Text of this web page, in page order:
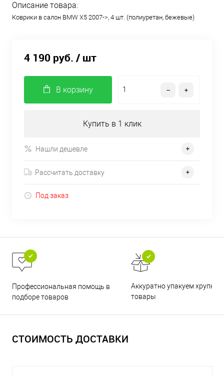
Описание товара:
Коврики в салон BMW X5 2007->, 4 шт. (полиуретан, бежевые)
4 190 руб. / шт
В корзину
Купить в 1 клик
Нашли дешевле
Рассчитать доставку
Под заказ
Профессиональная помощь в
подборе товаров
Аккуратно упакуем хрупкие
товары
СТОИМОСТЬ ДОСТАВКИ